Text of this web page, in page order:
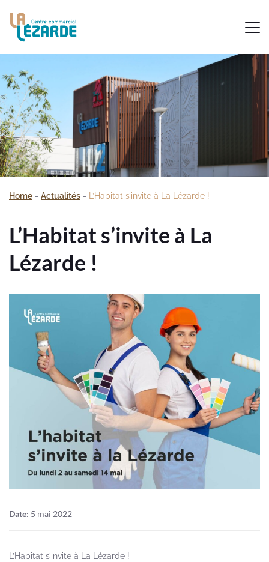
Home - Actualités - L’Habitat s’invite à La Lézarde !
L’Habitat s’invite à La
Lézarde !
Date: 5 mai 2022
L’Habitat s’invite à La Lézarde !